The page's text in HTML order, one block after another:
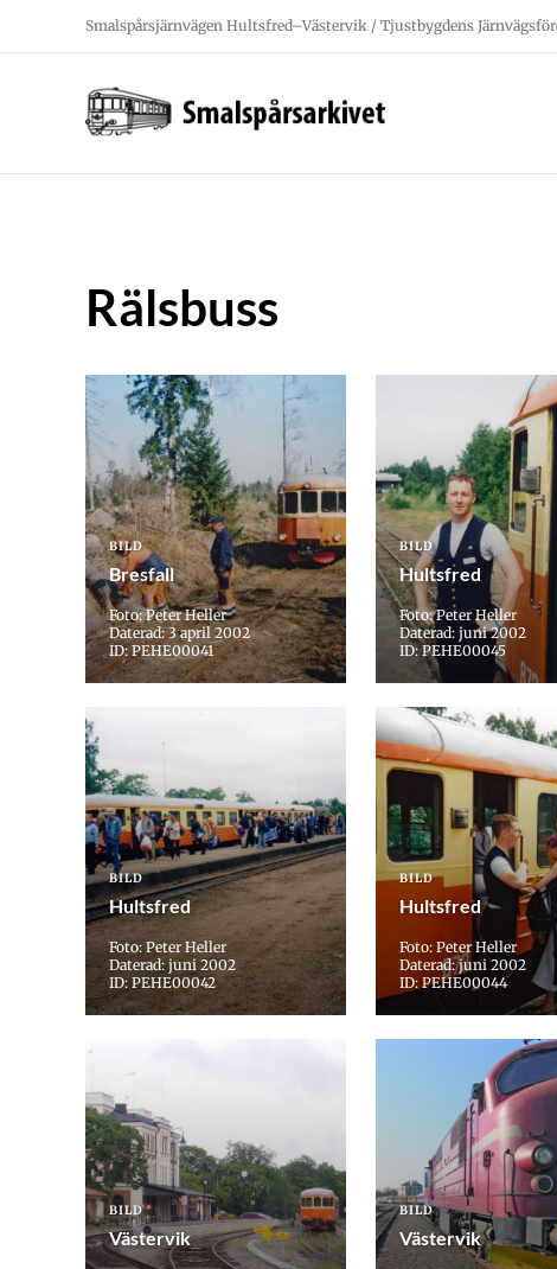
Smalspårsjärnvägen Hultsfred–Västervik / Tjustbygdens
Rälsbuss
BILD
Bresfall
Foto: Peter Heller
Daterad: 3 april 2002
ID: PEHE00041
BILD
Hultsfred
Foto: Peter Heller
Daterad: juni 2002
ID: PEHE00045
BILD
Hultsfred
Foto: Peter Heller
Daterad: juni 2002
ID: PEHE00042
BILD
Hultsfred
Foto: Peter Heller
Daterad: juni 2002
ID: PEHE00044
BILD
Västervik
BILD
Västervik